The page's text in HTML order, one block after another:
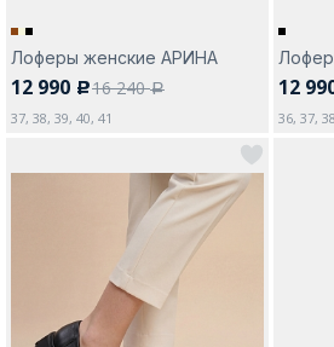
Лоферы женские АРИНА
12 990 c16 240a
37, 38, 39, 40, 41
12
36, 37,